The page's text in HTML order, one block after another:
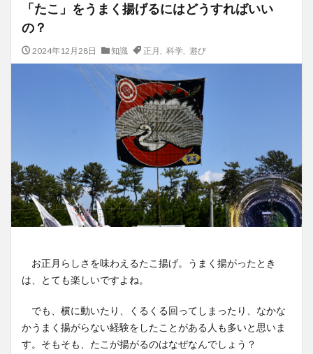
「たこ」をうまく揚げるにはどうすればいい
の？
2024年12月28日 知識 正月 科学, 遊び
お正月らしさを味わえるたこ揚げ。うまく揚がったとき
は、とても楽しいですよね。
でも、横に動いたり、くるくる回ってしまったり、なかな
かうまく揚がらない経験をしたことがある人も多いと思いま
す。そもそも、たこが揚がるのはなぜなんでしょう？